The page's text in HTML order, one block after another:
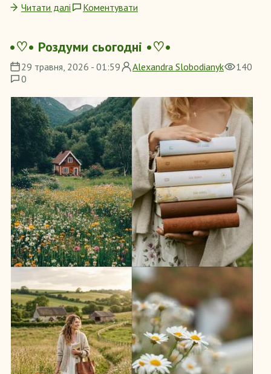
Читати далі Коментувати
•♡• Роздуми сьогодні •♡•
29 травня, 2026 - 01:59 Alexandra Slobodianyk
140
0